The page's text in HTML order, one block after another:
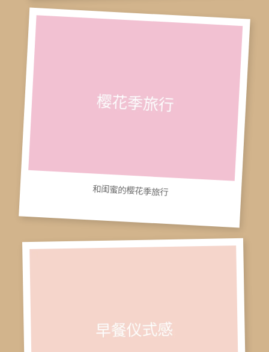
和闺蜜的樱花季旅行